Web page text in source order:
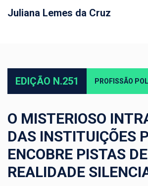
Juliana Lemes da Cruz
EDIÇÃO N.251 PROFISSÃO
O MISTERIOSO
DAS INSTITUIÇÕES
ENCOBRE PISTAS
REALIDADE